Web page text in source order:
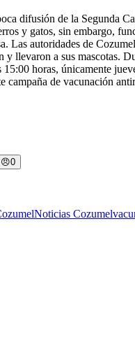
difusión de la Segunda
y gatos, sin embargo,
Las autoridades de
y llevaron a sus mascotas.
horas, únicamente
campaña de vacunación
😠0
Noticias Cozumel